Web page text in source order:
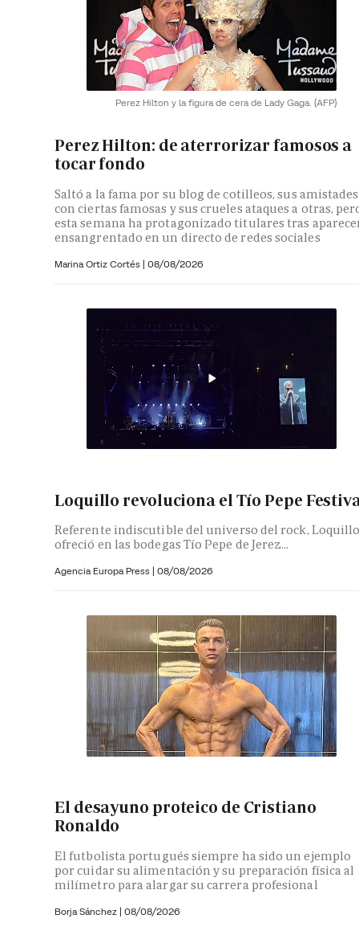
Perez Hilton y la figura de cera de Lady Gaga. (AFP)
Perez Hilton: de aterrorizar famosos a
tocar fondo
Saltó a la fama por su blog de cotilleos, sus amistades
con ciertas famosas y sus crueles ataques a otras,
esta semana ha protagonizado titulares tras
ensangrentado en un directo de redes sociales
Marina Ortiz Cortés | 08/08/2026
Loquillo revoluciona el Tío Pepe
Referente indiscutible del universo del rock,
ofreció en las bodegas Tío Pepe de Jerez...
Agencia Europa Press | 08/08/2026
El desayuno proteico de Cristiano
Ronaldo
El futbolista portugués siempre ha sido un ejemplo
por cuidar su alimentación y su preparación física al
milímetro para alargar su carrera profesional
Borja Sánchez | 08/08/2026